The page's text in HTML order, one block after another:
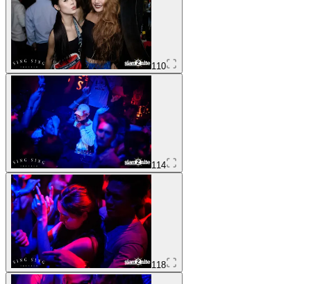
110
114
118